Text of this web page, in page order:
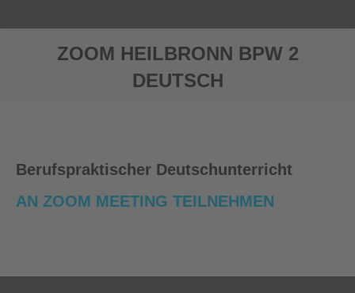
ZOOM HEILBRONN BPW 2
DEUTSCH
Berufspraktischer Deutschunterricht
AN ZOOM MEETING TEILNEHMEN